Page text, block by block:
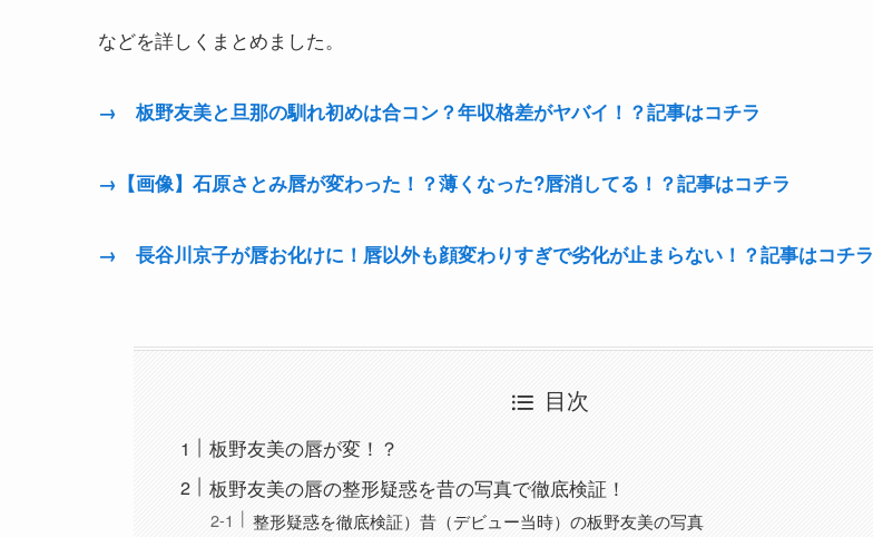
などを詳しくまとめました。
→ 板野友美と旦那の馴れ初めは合コン？年収格差がヤバイ！？記事はコチラ
→【画像】石原さとみ唇が変わった！？薄くなった?唇消してる！？記事はコチラ
→ 長谷川京子が唇お化けに！唇以外も顔変わりすぎで劣化が止まらない！？記事はコチラ
目次
板野友美の唇が変！？
板野友美の唇の整形疑惑を昔の写真で徹底検証！
整形疑惑を徹底検証）昔（デビュー当時）の板野友美の写真